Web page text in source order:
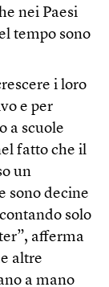
nei Paesi
tempo sono
i loro
e per
a scuole
fatto che il
un
sono decine
solo
afferma
altre
a mano